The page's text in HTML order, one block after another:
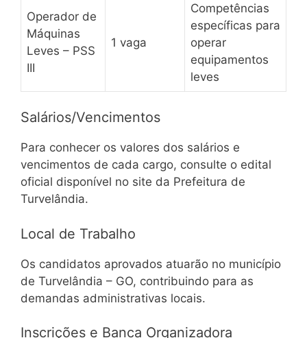
Operador de
Máquinas
Leves – PSS
III
1 vaga
Competências
específicas para
operar
equipamentos
leves
Salários/Vencimentos
Para conhecer os valores dos salários e
vencimentos de cada cargo, consulte o edital
oficial disponível no site da Prefeitura de
Turvelândia.
Local de Trabalho
Os candidatos aprovados atuarão no município
de Turvelândia – GO, contribuindo para as
demandas administrativas locais.
Inscrições e Banca Organizadora